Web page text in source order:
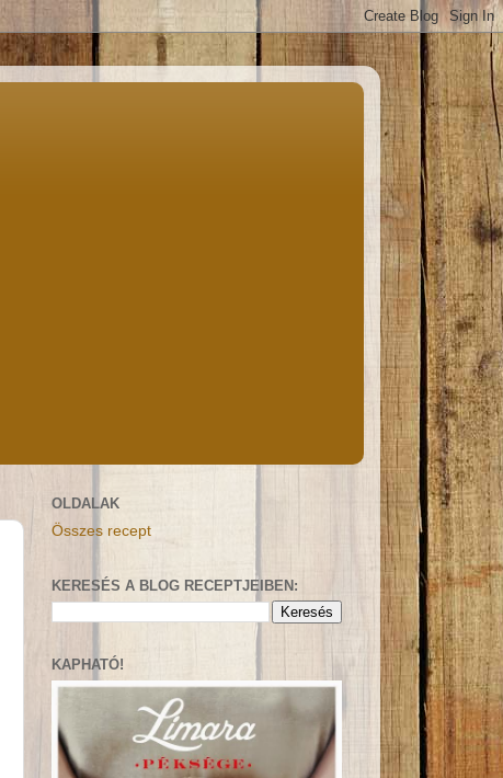
OLDALAK
Összes recept
KERESÉS A BLOG RECEPTJEIBEN:
KAPHATÓ!